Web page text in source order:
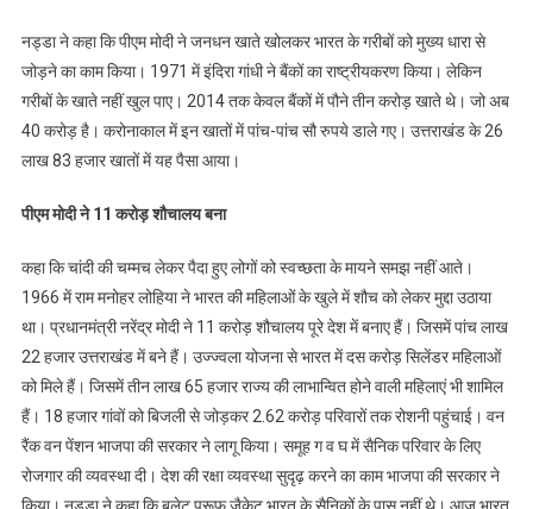
पैदा
होने
वाले
नड्डा ने कहा कि पीएम मोदी ने जनधन खाते खोलकर भारत के गरीबों को मुख्य धारा से
जोड़ने का काम किया। 1971 में इंदिरा गांधी ने बैंकों का राष्ट्रीयकरण किया। लेकिन
गरीबों के खाते नहीं खुल पाए। 2014 तक केवल बैंकों में पौने तीन करोड़ खाते थे। जो अब
40 करोड़ है। करोनाकाल में इन खातों में पांच-पांच सौ रुपये डाले गए। उत्तराखंड के 26
लाख 83 हजार खातों में यह पैसा आया।
पीएम मोदी ने 11 करोड़ शौचालय बना
कहा कि चांदी की चम्मच लेकर पैदा हुए लोगों को स्वच्छता के मायने समझ नहीं आते।
1966 में राम मनोहर लोहिया ने भारत की महिलाओं के खुले में शौच को लेकर मुद्दा उठाया
था। प्रधानमंत्री नरेंद्र मोदी ने 11 करोड़ शौचालय पूरे देश में बनाए हैं। जिसमें पांच लाख
22 हजार उत्तराखंड में बने हैं। उज्ज्वला योजना से भारत में दस करोड़ सिलेंडर महिलाओं
को मिले हैं। जिसमें तीन लाख 65 हजार राज्य की लाभान्वित होने वाली महिलाएं भी शामिल
हैं। 18 हजार गांवों को बिजली से जोड़कर 2.62 करोड़ परिवारों तक रोशनी पहुंचाई। वन
रैंक वन पेंशन भाजपा की सरकार ने लागू किया। समूह ग व घ में सैनिक परिवार के लिए
रोजगार की व्यवस्था दी। देश की रक्षा व्यवस्था सुदृढ़ करने का काम भाजपा की सरकार ने